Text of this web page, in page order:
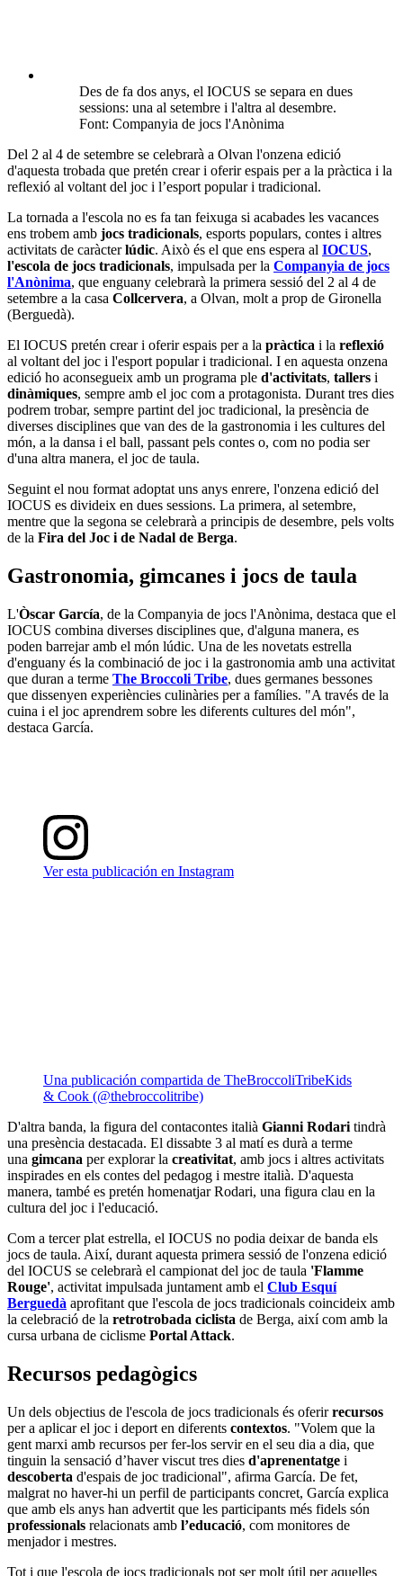
Des de fa dos anys, el IOCUS se separa en dues
sessions: una al setembre i l'altra al desembre.
Font: Companyia de jocs l'Anònima
Del 2 al 4 de setembre se celebrarà a Olvan l'onzena edició
d'aquesta trobada que pretén crear i oferir espais per a la pràctica i la
reflexió al voltant del joc i l’esport popular i tradicional.
La tornada a l'escola no es fa tan feixuga si acabades les vacances
ens trobem amb jocs tradicionals, esports populars, contes i altres
activitats de caràcterlúdic. Això és el que ens espera al IOCUS,
l'escola de jocs tradicionals, impulsada per la Companyia de jocs
l'Anònima, que enguany celebrarà la primera sessió del 2 al 4 de
setembre a la casa Collcervera, a Olvan, molt a prop de Gironella
(Berguedà).
El IOCUS pretén crear i oferir espais per a la pràctica i la reflexió
al voltant del joc i l'esport popular i tradicional. I en aquesta onzena
edició ho aconsegueix amb un programa ple d'activitats, tallers i
dinàmiques, sempre amb el joc com a protagonista. Durant tres dies
podrem trobar, sempre partint del joc tradicional, la presència de
diverses disciplines que van des de la gastronomia i les cultures del
món, a la dansa i el ball, passant pels contes o, com no podia ser
d'una altra manera, el joc de taula.
Seguint el nou format adoptat uns anys enrere, l'onzena edició del
IOCUS es divideix en dues sessions. La primera, al setembre,
mentre que la segona se celebrarà a principis de desembre, pels volts
de la Fira del Joc i de Nadal de Berga.
Gastronomia, gimcanes i jocs de taula
L'Òscar García, de la Companyia de jocs l'Anònima, destaca que el
IOCUS combina diverses disciplines que, d'alguna manera, es
poden barrejar amb el món lúdic. Una de les novetats estrella
d'enguany és la combinació de joc i la gastronomia amb una activitat
que duran a terme The Broccoli Tribe, dues germanes bessones
que dissenyen experiències culinàries per a famílies. "A través de la
cuina i el joc aprendrem sobre les diferents cultures del món",
destaca García.
Ver esta publicación en Instagram
Una publicación compartida de TheBroccoliTribeKids
& Cook (@thebroccolitribe)
D'altra banda, la figura del contacontes italià Gianni Rodari tindrà
una presència destacada. El dissabte 3 al matí es durà a terme
una gimcana per explorar la creativitat, amb jocs i altres activitats
inspirades en els contes del pedagog i mestre italià. D'aquesta
manera, també es pretén homenatjar Rodari, una figura clau en la
cultura del joc i l'educació.
Com a tercer plat estrella, el IOCUS no podia deixar de banda els
jocs de taula. Així, durant aquesta primera sessió de l'onzena edició
del IOCUS se celebrarà el campionat del joc de taula 'Flamme
Rouge', activitat impulsada juntament amb el Club Esquí
Berguedà aprofitant que l'escola de jocs tradicionals coincideix amb
la celebració de la retrotrobada ciclista de Berga, així com amb la
cursa urbana de ciclisme Portal Attack.
Recursos pedagògics
Un dels objectius de l'escola de jocs tradicionals és oferirrecursos
per a aplicar el joc i deport en diferents contextos. "Volem que la
gent marxi amb recursos per fer-los servir en el seu dia a dia, que
tinguin la sensació d’haver viscut tres dies d'aprenentatge i
descoberta d'espais de joc tradicional", afirma García. De fet,
malgrat no haver-hi un perfil de participants concret, García explica
que amb els anys han advertit que les participants més fidels són
professionals relacionats amb l’educació, com monitores de
menjador i mestres.
Tot i que l'escola de jocs tradicionals pot ser molt útil per aquelles